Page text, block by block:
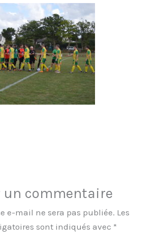
un commentaire
e-mail ne sera pas publiée. Les
sont indiqués avec *